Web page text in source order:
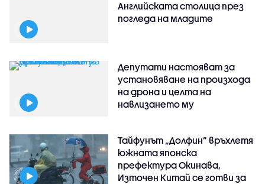
Английската столица през
погледа на младите
Депутати настояват за
установяване на произхода
на дрона и целта на
навлизането му
Тайфунът „Долфин” връхлетя
южната японска
префектура Окинава,
Източен Китай се готви за